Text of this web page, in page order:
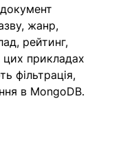
жанр,
рейтинг,
прикладах
фільтрація,
в MongoDB.